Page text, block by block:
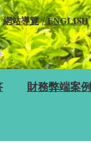
網站導覽 ENGLISH
財務弊端案例